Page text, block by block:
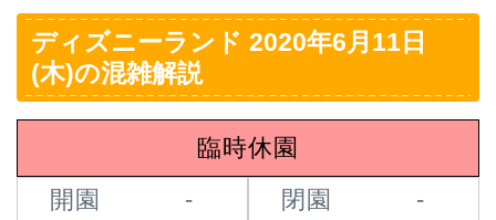
ディズニーランド 2020年6月11日
(木)の混雑解説
臨時休園
開園
- 閉園 -